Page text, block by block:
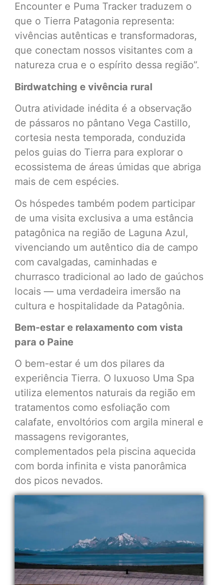
Encounter e Puma Tracker traduzem o
que o Tierra Patagonia representa:
vivências autênticas e transformadoras,
que conectam nossos visitantes com a
natureza crua e o espírito dessa região”.
Birdwatching e vivência rural
Outra atividade inédita é a observação
de pássaros no pântano Vega Castillo,
cortesia nesta temporada, conduzida
pelos guias do Tierra para explorar o
ecossistema de áreas úmidas que abriga
mais de cem espécies.
Os hóspedes também podem participar
de uma visita exclusiva a uma estância
patagônica na região de Laguna Azul,
vivenciando um autêntico dia de campo
com cavalgadas, caminhadas e
churrasco tradicional ao lado de gaúchos
locais — uma verdadeira imersão na
cultura e hospitalidade da Patagônia.
Bem-estar e relaxamento com vista
para o Paine
O bem-estar é um dos pilares da
experiência Tierra. O luxuoso Uma Spa
utiliza elementos naturais da região em
tratamentos como esfoliação com
calafate, envoltórios com argila mineral e
massagens revigorantes,
complementados pela piscina aquecida
com borda infinita e vista panorâmica
dos picos nevados.